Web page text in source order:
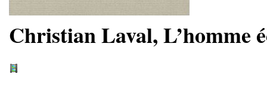
Christian Laval, L’homme